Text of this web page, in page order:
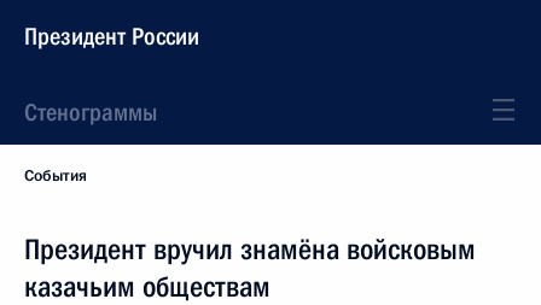
Президент России
Стенограммы
События
Президент вручил знамёна войсковым
казачьим обществам